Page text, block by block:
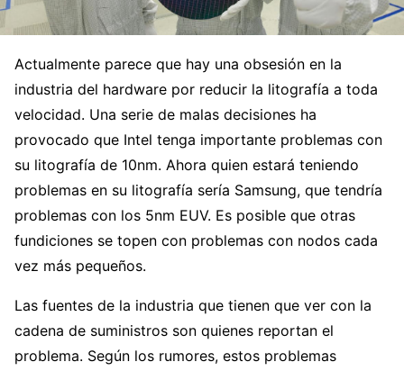
Actualmente parece que hay una obsesión en la
industria del hardware por reducir la litografía a toda
velocidad. Una serie de malas decisiones ha
provocado que Intel tenga importante problemas con
su litografía de 10nm. Ahora quien estará teniendo
problemas en su litografía sería Samsung, que tendría
problemas con los 5nm EUV. Es posible que otras
fundiciones se topen con problemas con nodos cada
vez más pequeños.
Las fuentes de la industria que tienen que ver con la
cadena de suministros son quienes reportan el
problema. Según los rumores, estos problemas